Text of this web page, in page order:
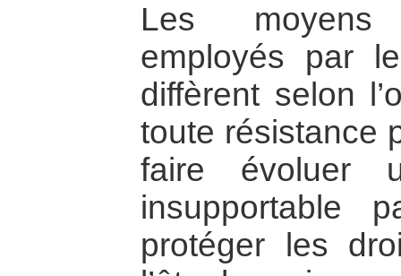
Les moyens
employés par
diffèrent selon
toute résistance
faire évoluer
insupportable
protéger les